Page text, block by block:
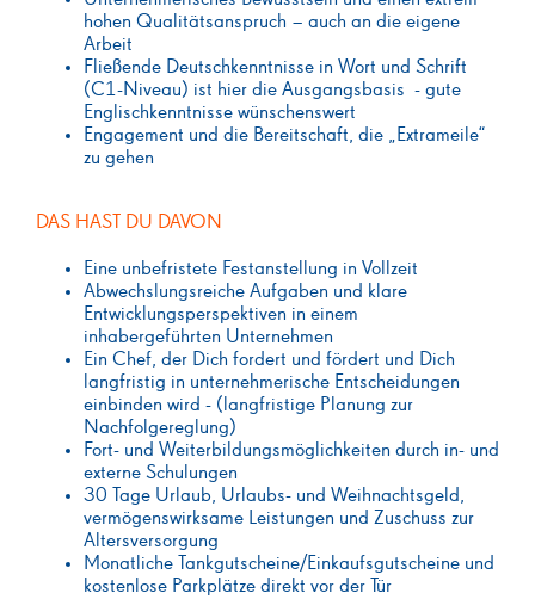
hohen Qualitätsanspruch – auch an die eigene
Arbeit
Fließende Deutschkenntnisse in Wort und Schrift
(C1-Niveau) ist hier die Ausgangsbasis - gute
Englischkenntnisse wünschenswert
Engagement und die Bereitschaft, die „Extrameile“
zu gehen
DAS HAST DU DAVON
Eine unbefristete Festanstellung in Vollzeit
Abwechslungsreiche Aufgaben und klare
Entwicklungsperspektiven in einem
inhabergeführten Unternehmen
Ein Chef, der Dich fordert und fördert und Dich
langfristig in unternehmerische Entscheidungen
einbinden wird - (langfristige Planung zur
Nachfolgereglung)
Fort- und Weiterbildungsmöglichkeiten durch in- und
externe Schulungen
30 Tage Urlaub, Urlaubs- und Weihnachtsgeld,
vermögenswirksame Leistungen und Zuschuss zur
Altersversorgung
Monatliche Tankgutscheine/Einkaufsgutscheine und
kostenlose Parkplätze direkt vor der Tür